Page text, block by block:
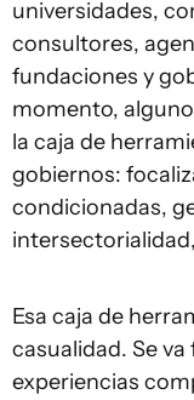
universidades,
consultores,
fundaciones y
momento,
la caja de
gobiernos:
condicionadas,
Esa caja de
casualidad. Se
experiencias